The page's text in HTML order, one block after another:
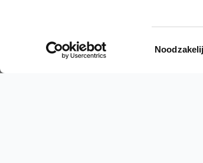
@budgetfloorstore01